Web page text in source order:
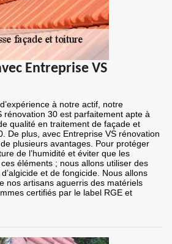
Entreprise VS
à notre actif, notre
rénovation 30 est parfaitement apte à
qualité en traitement de façade et
De plus, avec Entreprise VS rénovation
plusieurs avantages. Pour protéger
de l’humidité et éviter que les
éléments ; nous allons utiliser des
et de fongicide. Nous allons
nos artisans aguerris des matériels
certifiés par le label RGE et